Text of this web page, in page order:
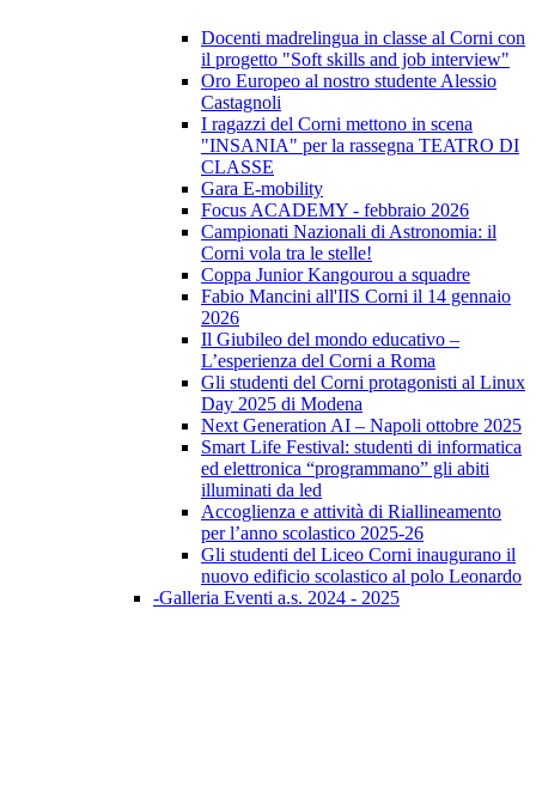
Docenti madrelingua in classe al Corni con
il progetto "Soft skills and job interview"
Oro Europeo al nostro studente Alessio
Castagnoli
I ragazzi del Corni mettono in scena
"INSANIA" per la rassegna TEATRO DI
CLASSE
Gara E-mobility
Focus ACADEMY - febbraio 2026
Campionati Nazionali di Astronomia: il
Corni vola tra le stelle!
Coppa Junior Kangourou a squadre
Fabio Mancini all'IIS Corni il 14 gennaio
2026
Il Giubileo del mondo educativo –
L’esperienza del Corni a Roma
Gli studenti del Corni protagonisti al Linux
Day 2025 di Modena
Next Generation AI – Napoli ottobre 2025
Smart Life Festival: studenti di informatica
ed elettronica “programmano” gli abiti
illuminati da led
Accoglienza e attività di Riallineamento
per l’anno scolastico 2025-26
Gli studenti del Liceo Corni inaugurano il
nuovo edificio scolastico al polo Leonardo
-Galleria Eventi a.s. 2024 - 2025